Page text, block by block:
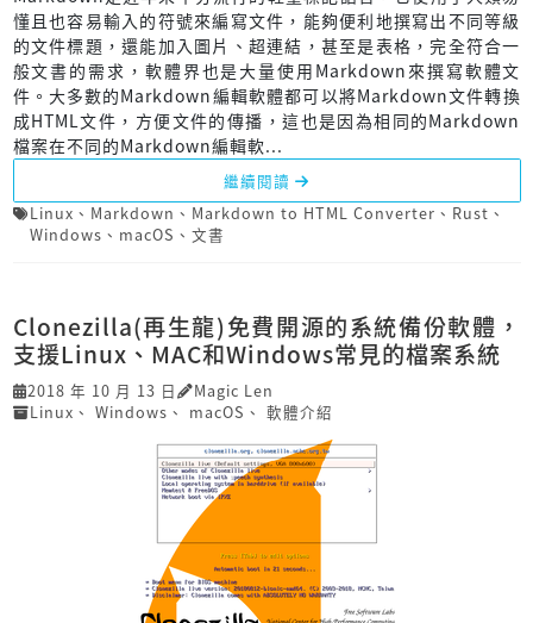
懂且也容易輸入的符號來編寫文件，能夠便利地撰寫出不同等級
的文件標題，還能加入圖片、超連結，甚至是表格，完全符合一
般文書的需求，軟體界也是大量使用Markdown來撰寫軟體文
件。大多數的Markdown編輯軟體都可以將Markdown文件轉換
成HTML文件，方便文件的傳播，這也是因為相同的Markdown
檔案在不同的Markdown編輯軟...
繼續閱讀
Linux 、 Markdown 、 Markdown to HTML Converter 、 Rust 、
Windows 、 macOS 、 文書
Clonezilla(再生龍)免費開源的系統備份軟體，
支援Linux、MAC和Windows常見的檔案系統
2018 年 10 月 13 日
Magic Len
Linux 、 Windows 、 macOS 、 軟體介紹